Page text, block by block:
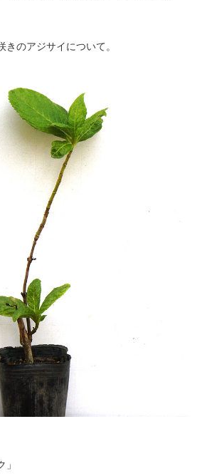
のアジサイについて。